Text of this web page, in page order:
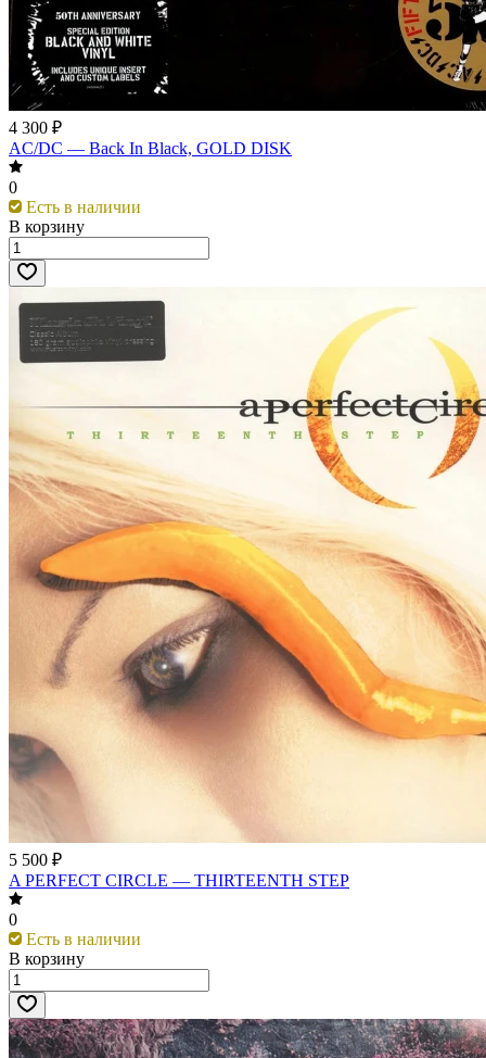
4 300 ₽
AC/DC — Back In Black, GOLD DISK
0
Есть в наличии
В корзину
5 500 ₽
A PERFECT CIRCLE — THIRTEENTH STEP
0
Есть в наличии
В корзину